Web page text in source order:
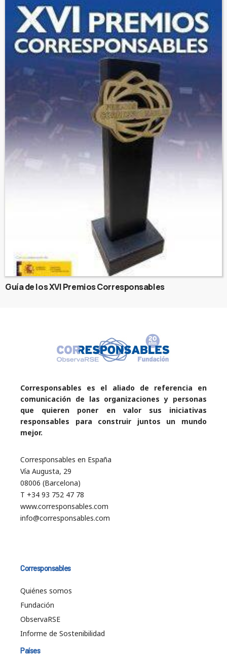
Guía de los XVI Premios Corresponsables
Corresponsables es el aliado de referencia en
comunicación de las organizaciones y personas
que quieren poner en valor sus iniciativas
responsables para construir juntos un mundo
mejor.
Corresponsables en España
Vía Augusta, 29
08006 (Barcelona)
T +34 93 752 47 78
www.corresponsables.com
info@corresponsables.com
Corresponsables
Quiénes somos
Fundación
ObservaRSE
Informe de Sostenibilidad
Países